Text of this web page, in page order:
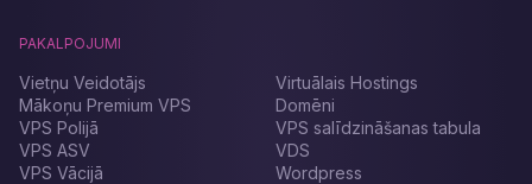
PAKALPOJUMI
Vietņu Veidotājs
Mākoņu Premium VPS
VPS Polijā
VPS ASV
VPS Vācijā
Virtuālais Hostings
Domēni
VPS salīdzināšanas tabula
VDS
Wordpress